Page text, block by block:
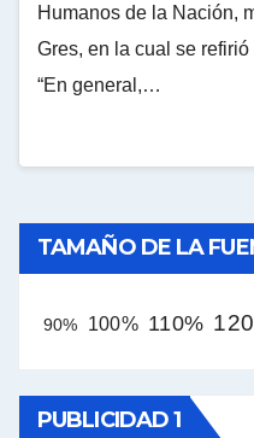
Humanos de la Nación,
Gres, en la cual se
“En general,…
TAMAÑO DE LA
90% 100% 110%
PUBLICIDAD 1